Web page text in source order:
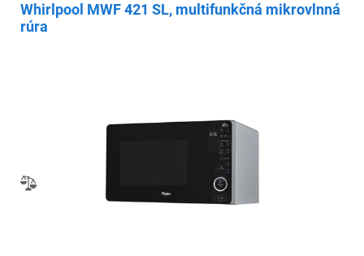
Whirlpool MWF 421 SL, multifunkčná mikrovlnná
rúra